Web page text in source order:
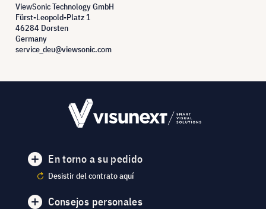
ViewSonic Technology GmbH
Fürst-Leopold-Platz 1
46284 Dorsten
Germany
service_deu@viewsonic.com
En torno a su pedido
Desistir del contrato aquí
Consejos personales